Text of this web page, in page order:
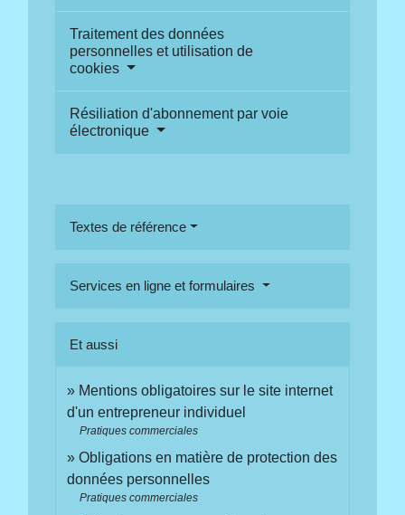
Traitement des données
personnelles et utilisation de
cookies
Résiliation d'abonnement par voie
électronique
Textes de référence
Services en ligne et formulaires
Et aussi
Mentions obligatoires sur le site internet
d'un entrepreneur individuel
Pratiques commerciales
Obligations en matière de protection des
données personnelles
Pratiques commerciales